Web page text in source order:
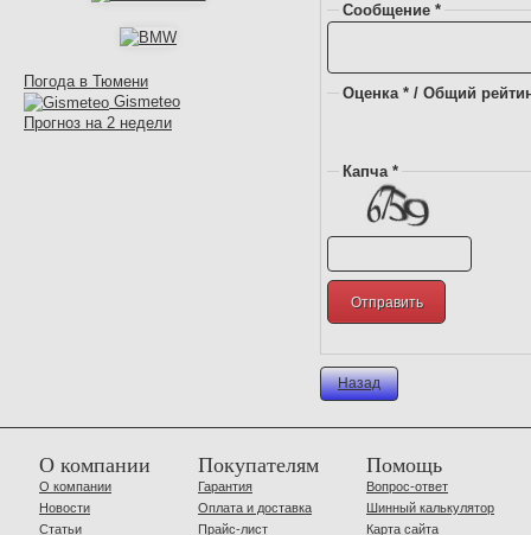
Погода в Тюмени
Gismeteo
Прогноз на 2 недели
Сообщение *
Оценка * / Общий
Капча *
Назад
О компании
О компании
Новости
Статьи
Покупателям
Гарантия
Оплата и доставка
Прайс-лист
Помощь
Вопрос-ответ
Шинный калькулятор
Карта сайта